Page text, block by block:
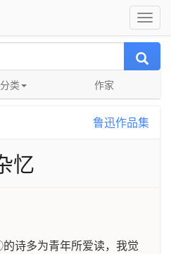
分类 作家
鲁迅作品集
忆
诗多为青年所爱读，我觉